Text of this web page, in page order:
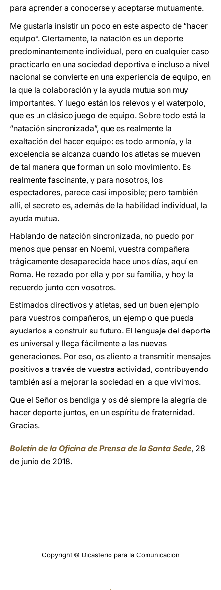
para aprender a conocerse y aceptarse mutuamente.
Me gustaría insistir un poco en este aspecto de “hacer
equipo”. Ciertamente, la natación es un deporte
predominantemente individual, pero en cualquier caso
practicarlo en una sociedad deportiva e incluso a nivel
nacional se convierte en una experiencia de equipo, en
la que la colaboración y la ayuda mutua son muy
importantes. Y luego están los relevos y el waterpolo,
que es un clásico juego de equipo. Sobre todo está la
“natación sincronizada”, que es realmente la
exaltación del hacer equipo: es todo armonía, y la
excelencia se alcanza cuando los atletas se mueven
de tal manera que forman un solo movimiento. Es
realmente fascinante, y para nosotros, los
espectadores, parece casi imposible; pero también
allí, el secreto es, además de la habilidad individual, la
ayuda mutua.
Hablando de natación sincronizada, no puedo por
menos que pensar en Noemi, vuestra compañera
trágicamente desaparecida hace unos días, aquí en
Roma. He rezado por ella y por su familia, y hoy la
recuerdo junto con vosotros.
Estimados directivos y atletas, sed un buen ejemplo
para vuestros compañeros, un ejemplo que pueda
ayudarlos a construir su futuro. El lenguaje del deporte
es universal y llega fácilmente a las nuevas
generaciones. Por eso, os aliento a transmitir mensajes
positivos a través de vuestra actividad, contribuyendo
también así a mejorar la sociedad en la que vivimos.
Que el Señor os bendiga y os dé siempre la alegría de
hacer deporte juntos, en un espíritu de fraternidad.
Gracias.
Boletín de la Oficina de Prensa de la Santa Sede, 28
de junio de 2018.
Copyright © Dicasterio para la Comunicación